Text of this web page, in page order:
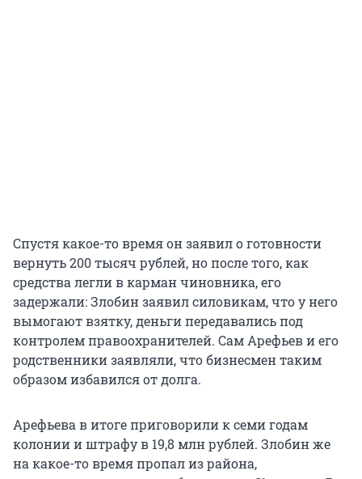
Спустя какое-то время он заявил о готовности
вернуть 200 тысяч рублей, но после того, как
средства легли в карман чиновника, его
задержали: Злобин заявил силовикам, что у него
вымогают взятку, деньги передавались под
контролем правоохранителей. Сам Арефьев и его
родственники заявляли, что бизнесмен таким
образом избавился от долга.
Арефьева в итоге приговорили к семи годам
колонии и штрафу в 19,8 млн рублей. Злобин же
на какое-то время пропал из района,